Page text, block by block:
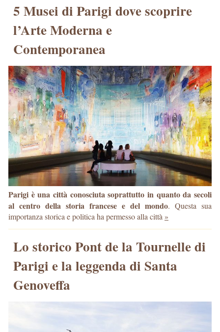
5 Musei di Parigi dove scoprire
l’Arte Moderna e
Contemporanea
Parigi è una città conosciuta soprattutto in quanto da secoli
al centro della storia francese e del mondo. Questa sua
importanza storica e politica ha permesso alla città »
Lo storico Pont de la Tournelle di
Parigi e la leggenda di Santa
Genoveffa